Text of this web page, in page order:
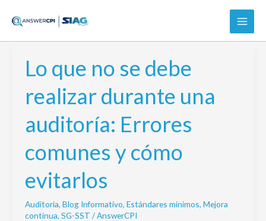
Lo que no se debe
realizar durante una
auditoría: Errores
comunes y cómo
evitarlos
Auditoría, Blog Informativo, Estándares mínimos, Mejora
continua, SG-SST /AnswerCPI
Lo
que
no
se
debe
realizar
durante
auditoría:
comunes